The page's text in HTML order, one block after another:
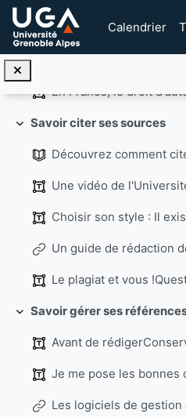
Passer au contenu principal
Calendrier
Replier
Annonces
ReplierDroit d’auteur
Replier
Savoir citer ses sources
Replier